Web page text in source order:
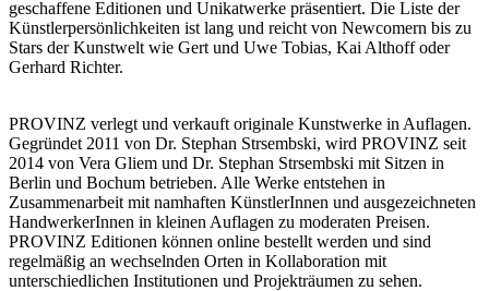
geschaffene Editionen und Unikatwerke präsentiert. Die Liste der
Künstlerpersönlichkeiten ist lang und reicht von Newcomern bis zu
Stars der Kunstwelt wie Gert und Uwe Tobias, Kai Althoff oder
Gerhard Richter.
PROVINZ verlegt und verkauft originale Kunstwerke in Auflagen.
Gegründet 2011 von Dr. Stephan Strsembski, wird PROVINZ seit
2014 von Vera Gliem und Dr. Stephan Strsembski mit Sitzen in
Berlin und Bochum betrieben. Alle Werke entstehen in
Zusammenarbeit mit namhaften KünstlerInnen und ausgezeichneten
HandwerkerInnen in kleinen Auflagen zu moderaten Preisen.
PROVINZ Editionen können online bestellt werden und sind
regelmäßig an wechselnden Orten in Kollaboration mit
unterschiedlichen Institutionen und Projekträumen zu sehen.